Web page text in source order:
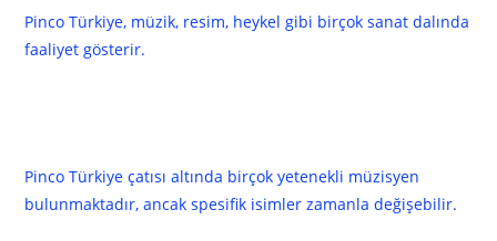
Pinco Türkiye, müzik, resim, heykel gibi birçok sanat dalında
faaliyet gösterir.
Pinco Türkiye çatısı altında birçok yetenekli müzisyen
bulunmaktadır, ancak spesifik isimler zamanla değişebilir.